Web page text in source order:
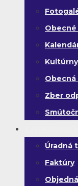
Zber
Úradná
Faktúry